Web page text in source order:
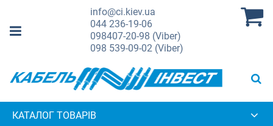
info@ci.kiev.ua
044236-19-06
098407-20-98 (Viber)
098 539-09-02 (Viber)
КАТАЛОГ ТОВАРІВ